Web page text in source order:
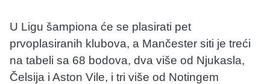
U Ligu šampiona će se plasirati pet
prvoplasiranih klubova, a Mančester siti je treći
na tabeli sa 68 bodova, dva više od Njukasla,
Čelsija i Aston Vile, i tri više od Notingem